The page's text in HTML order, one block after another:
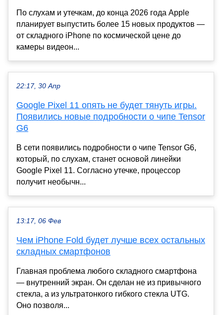
По слухам и утечкам, до конца 2026 года Apple
планирует выпустить более 15 новых продуктов —
от складного iPhone по космической цене до
камеры видеон...
22:17, 30 Апр
Google Pixel 11 опять не будет тянуть игры.
Появились новые подробности о чипе Tensor
G6
В сети появились подробности о чипе Tensor G6,
который, по слухам, станет основой линейки
Google Pixel 11. Согласно утечке, процессор
получит необычн...
13:17, 06 Фев
Чем iPhone Fold будет лучше всех остальных
складных смартфонов
Главная проблема любого складного смартфона
— внутренний экран. Он сделан не из привычного
стекла, а из ультратонкого гибкого стекла UTG.
Оно позволя...